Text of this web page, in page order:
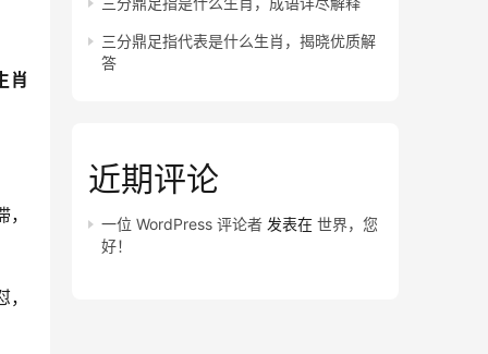
肖
三分鼎足指代表是什么生肖，揭晓优质解
答
近期评论
一位 WordPress 评论者 发表在 世界，您
好！